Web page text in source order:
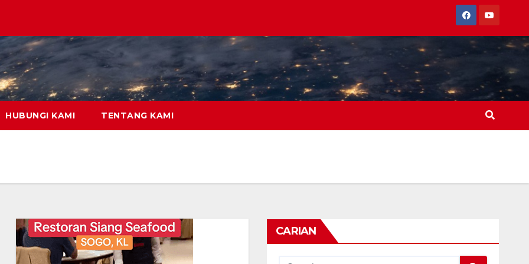
HUBUNGI KAMI TENTANG KAMI
CARIAN